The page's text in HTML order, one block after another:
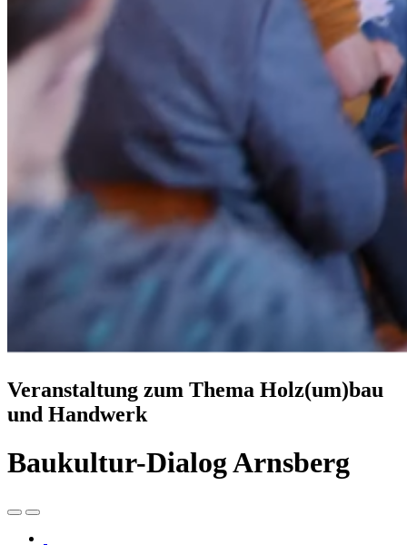
Veranstaltung zum Thema Holz(um)bau
und Handwerk
Baukultur-Dialog Arnsberg